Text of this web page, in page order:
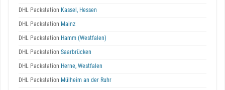
DHL Packstation Kassel, Hessen
DHL Packstation Mainz
DHL Packstation Hamm (Westfalen)
DHL Packstation Saarbrücken
DHL Packstation Herne, Westfalen
DHL Packstation Mülheim an der Ruhr